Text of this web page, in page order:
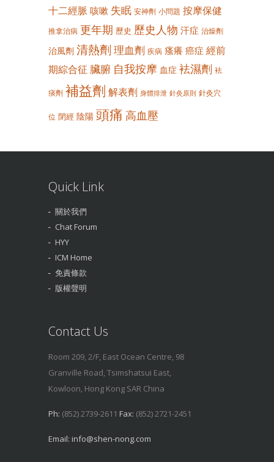
十二經脈 咳嗽 失眠 安神劑 小問題 按摩保健
推拿治病 更年期 歷史 歷史人物 汗症 治燥劑
治風劑 清熱劑 理血劑 疾病 瘙癢 癌症 經前
期綜合征 臟腑 自我按摩 血症 袪濕劑 袪
痰劑 補益劑 解表劑 身體排泄 針灸原則 針灸穴
位 閉經 陰陽 頭痛 高血壓
Quick Link
關於我們
Chat Forum
HYY
ICM Home
免責條款
版權聲明
Contact Us
Room 209, 2/F, East Ocean Centre, 98
Granville Road, Tsimshatsui East,
Kowloon, Hong Kong SAR China
Ph: (852) 2739-2611 Fax: (852) 2721-2451
Email: info@shen-nong.com